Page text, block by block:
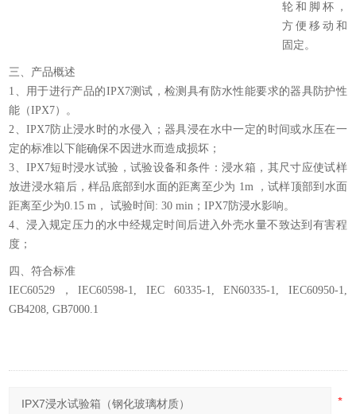
轮和脚杯，
方便移动和
固定。
三、产品概述
1、用于进行产品的IPX7测试，检测具有防水性能要求的器具防护性
能（IPX7）。
2、IPX7防止浸水时的水侵入；器具浸在水中一定的时间或水压在一
定的标准以下能确保不因进水而造成损坏；
3、IPX7短时浸水试验，试验设备和条件：浸水箱，其尺寸应使试样
放进浸水箱后，样品底部到水面的距离至少为 1m ，试样顶部到水面
距离至少为0.15 m， 试验时间: 30 min；IPX7防浸水影响。
4、浸入规定压力的水中经规定时间后进入外壳水量不致达到有害程
度；
四、符合标准
IEC60529，IEC60598-1, IEC 60335-1, EN60335-1, IEC60950-1,
GB4208, GB7000.1